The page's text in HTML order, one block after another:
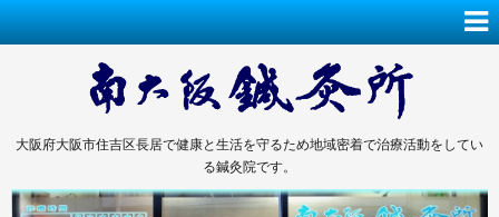
大阪府大阪市住吉区長居で健康と生活を守るため地域密着で治療活動をしてい
る鍼灸院です。